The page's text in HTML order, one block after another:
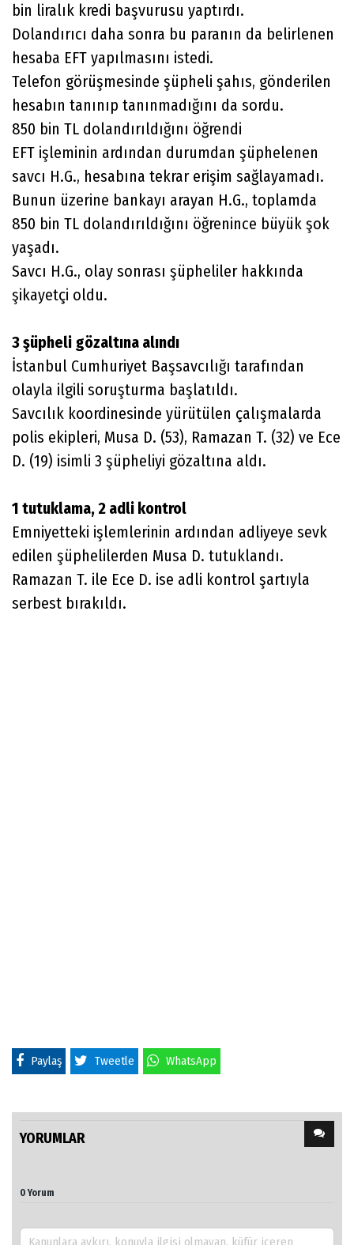
bin liralık kredi başvurusu yaptırdı.
Dolandırıcı daha sonra bu paranın da belirlenen
hesaba EFT yapılmasını istedi.
Telefon görüşmesinde şüpheli şahıs, gönderilen
hesabın tanınıp tanınmadığını da sordu.
850 bin TL dolandırıldığını öğrendi
EFT işleminin ardından durumdan şüphelenen
savcı H.G., hesabına tekrar erişim sağlayamadı.
Bunun üzerine bankayı arayan H.G., toplamda
850 bin TL dolandırıldığını öğrenince büyük şok
yaşadı.
Savcı H.G., olay sonrası şüpheliler hakkında
şikayetçi oldu.
3 şüpheli gözaltına alındı
İstanbul Cumhuriyet Başsavcılığı tarafından
olayla ilgili soruşturma başlatıldı.
Savcılık koordinesinde yürütülen çalışmalarda
polis ekipleri, Musa D. (53), Ramazan T. (32) ve Ece
D. (19) isimli 3 şüpheliyi gözaltına aldı.
1 tutuklama, 2 adli kontrol
Emniyetteki işlemlerinin ardından adliyeye sevk
edilen şüphelilerden Musa D. tutuklandı.
Ramazan T. ile Ece D. ise adli kontrol şartıyla
serbest bırakıldı.
Paylaş Tweetle WhatsApp
YORUMLAR
0 Yorum